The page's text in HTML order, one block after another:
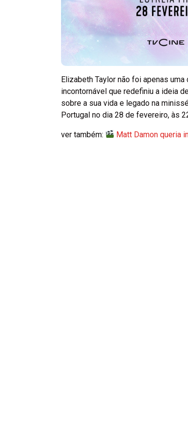
Elizabeth Taylor não foi apenas
incontornável que redefiniu a ideia
sobre a sua vida e legado na
Portugal no dia 28 de fevereiro, às
ver também: Matt Damon queria